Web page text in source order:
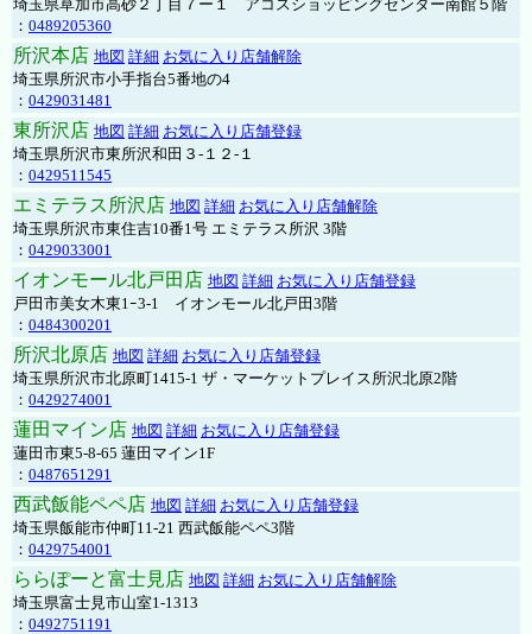
埼玉県草加市高砂２丁目７ー１ アコスショッピングセンター南館５階
： 0489205360
所沢本店 地図 詳細 お気に入り店舗解除
埼玉県所沢市小手指台5番地の4
： 0429031481
東所沢店 地図 詳細 お気に入り店舗登録
埼玉県所沢市東所沢和田３-１２-１
： 0429511545
エミテラス所沢店 地図 詳細 お気に入り店舗解除
埼玉県所沢市東住吉10番1号 エミテラス所沢 3階
： 0429033001
イオンモール北戸田店 地図 詳細 お気に入り店舗登録
戸田市美女木東1ｰ3‐1 イオンモール北戸田3階
： 0484300201
所沢北原店 地図 詳細 お気に入り店舗登録
埼玉県所沢市北原町1415-1 ザ・マーケットプレイス所沢北原2階
： 0429274001
蓮田マイン店 地図 詳細 お気に入り店舗登録
蓮田市東5-8-65 蓮田マイン1F
： 0487651291
西武飯能ペペ店 地図 詳細 お気に入り店舗登録
埼玉県飯能市仲町11-21 西武飯能ペペ3階
： 0429754001
ららぽーと富士見店 地図 詳細 お気に入り店舗解除
埼玉県富士見市山室1-1313
： 0492751191